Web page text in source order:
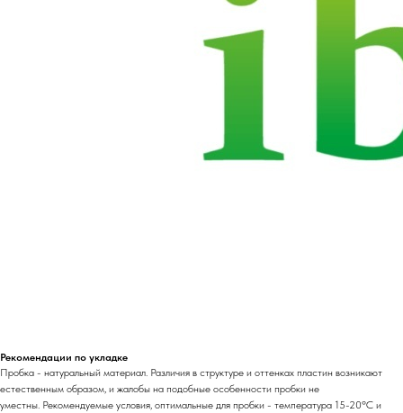
Рекомендации по укладке
Пробка - натуральный материал. Различия в структуре и оттенках пластин возникают
естественным образом, и жалобы на подобные особенности пробки не
уместны. Рекомендуемые условия, оптимальные для пробки - температура 15-20ºС и